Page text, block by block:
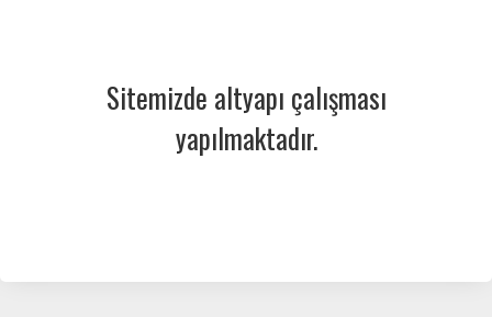
Sitemizde altyapı çalışması
yapılmaktadır.